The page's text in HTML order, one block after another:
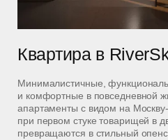
Квартира в
Минималистичные,
и комфортные в повседневной
апартаменты с видом на
при первом стуке товарищей в
превращаются в стильный